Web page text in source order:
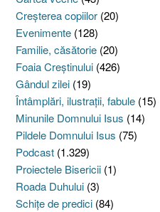
Creşterea copiilor (20)
Evenimente (128)
Familie, căsătorie (20)
Foaia Creştinului (426)
Gândul zilei (19)
Întâmplări, ilustraţii, fabule (15)
Minunile Domnului Isus (14)
Pildele Domnului Isus (75)
Podcast (1.329)
Proiectele Bisericii (1)
Roada Duhului (3)
Schiţe de predici (84)